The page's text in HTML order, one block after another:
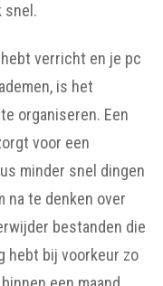
snel.
verricht en je pc
is het
organiseren. Een
voor een
minder snel dingen
na te denken over
bestanden die
hebt bij voorkeur zo